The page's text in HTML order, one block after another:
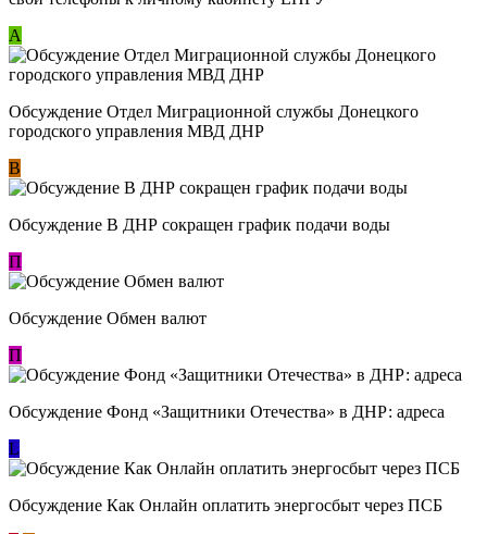
А
Обсуждение Отдел Миграционной службы Донецкого
городского управления МВД ДНР
В
Обсуждение В ДНР сокращен график подачи воды
П
Обсуждение Обмен валют
П
Обсуждение Фонд «Защитники Отечества» в ДНР: адреса
L
Обсуждение ​Как Онлайн оплатить энергосбыт через ПСБ